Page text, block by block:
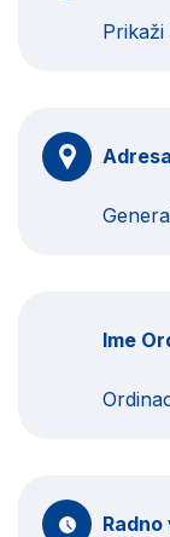
Adresa
Ime